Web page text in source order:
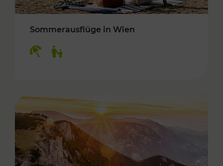
Sommerausflüge in Wien